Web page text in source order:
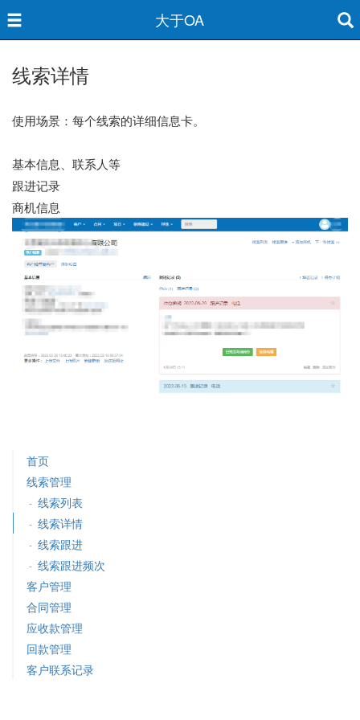
大于OA
线索详情
使用场景：每个线索的详细信息卡。
基本信息、联系人等
跟进记录
商机信息
首页
线索管理
- 线索列表
- 线索详情
- 线索跟进
- 线索跟进频次
客户管理
合同管理
应收款管理
回款管理
客户联系记录